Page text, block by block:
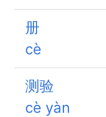
册
cè
测验
cè yàn